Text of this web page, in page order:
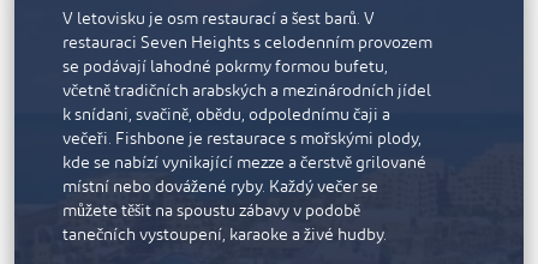
Vyberte si z 10 restaurací a salonků, které nabízejí
prvotřídní mezinárodní kuchyni: Barevné arabské
pokrmy v restauraci Marjan, steaky z masa, které
prošlo suchým zráním, v restauraci Lexington Grill
inspirované New Yorkem, delikátní japonská jídla
v sofistikované restauraci UMI nebo lehké saláty v
restauraci Azure na pláži.
K vybavení resortu patří nepřetržitě otevřené
fitness centrum, dva osvětlené tenisové kurty a
vodní sporty od wakeboardingu po potápění.
V letovisku je osm restaurací a šest barů. V
restauraci Seven Heights s celodenním provozem
se podávají lahodné pokrmy formou bufetu,
včetně tradičních arabských a mezinárodních jídel
k snídani, svačině, obědu, odpolednímu čaji a
večeři. Fishbone je restaurace s mořskými plody,
kde se nabízí vynikající mezze a čerstvě grilované
místní nebo dovážené ryby. Každý večer se
můžete těšit na spoustu zábavy v podobě
tanečních vystoupení, karaoke a živé hudby.